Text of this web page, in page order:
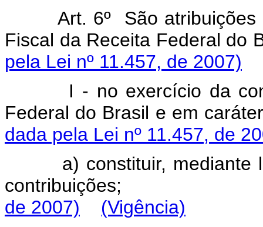
Art. 6º
São atribuições
Fiscal da Receita Federal do
pela Lei nº 11.457, de 2007)
I - no exercício da
Federal do Brasil e em caráter
dada pela Lei nº 11.457, de
a) constituir, mediante
de 2007)
(Vigência)